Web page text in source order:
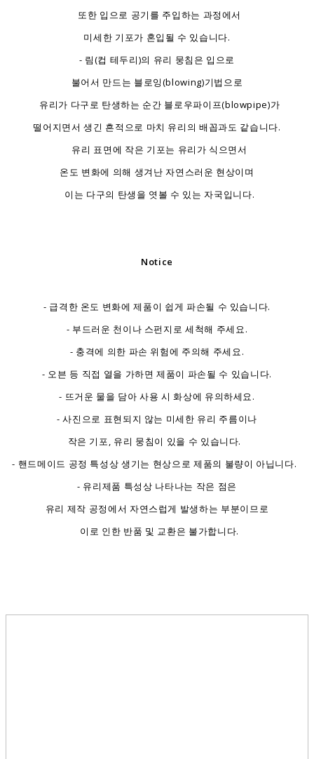
또한 입으로 공기를 주입하는 과정에서
미세한 기포가 혼입될 수 있습니다.
- 림(컵 테두리)의 유리 뭉침은 입으로
불어서 만드는 블로잉(blowing)기법으로
유리가 다구로 탄생하는 순간 블로우파이프(blowpipe)가
떨어지면서 생긴 흔적으로 마치 유리의 배꼽과도 같습니다.
유리 표면에 작은 기포는 유리가 식으면서
온도 변화에 의해 생겨난 자연스러운 현상이며
이는 다구의 탄생을 엿볼 수 있는 자국입니다.
Notice
- 급격한 온도 변화에 제품이 쉽게 파손될 수 있습니다.
- 부드러운 천이나 스펀지로 세척해 주세요.
- 충격에 의한 파손 위험에 주의해 주세요.
- 오븐 등 직접 열을 가하면 제품이 파손될 수 있습니다.
- 뜨거운 물을 담아 사용 시 화상에 유의하세요.
- 사진으로 표현되지 않는 미세한 유리 주름이나
작은 기포, 유리 뭉침이 있을 수 있습니다.
- 핸드메이드 공정 특성상 생기는 현상으로 제품의 불량이 아닙니다.
- 유리제품 특성상 나타나는 작은 점은
유리 제작 공정에서 자연스럽게 발생하는 부분이므로
이로 인한 반품 및 교환은 불가합니다.